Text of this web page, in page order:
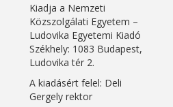
Kiadja a Nemzeti
Közszolgálati Egyetem –
Ludovika Egyetemi Kiadó
Székhely: 1083 Budapest,
Ludovika tér 2.
A kiadásért felel: Deli
Gergely rektor